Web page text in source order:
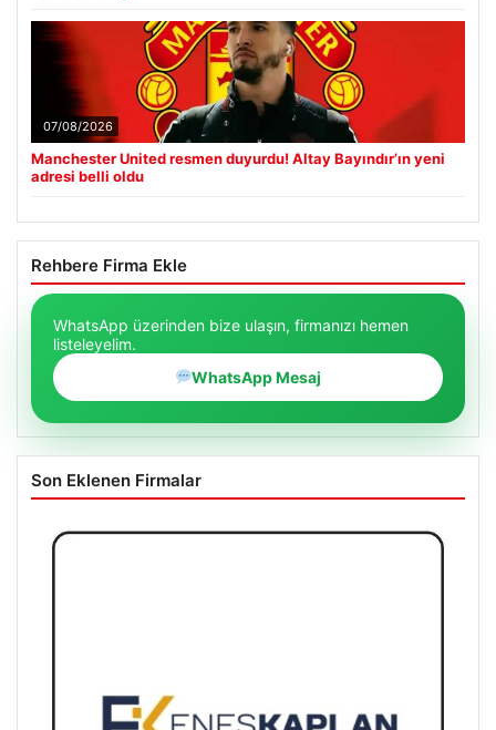
07/08/2026
Manchester United resmen duyurdu! Altay Bayındır’ın yeni
adresi belli oldu
Rehbere Firma Ekle
WhatsApp üzerinden bize ulaşın, firmanızı hemen
listeleyelim.
WhatsApp Mesaj
Son Eklenen Firmalar